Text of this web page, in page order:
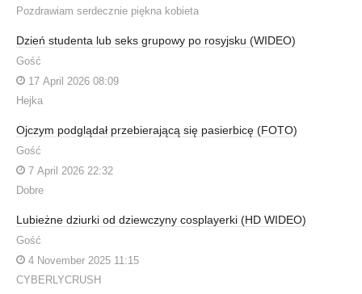
Pozdrawiam serdecznie piękna kobieta
Dzień studenta lub seks grupowy po rosyjsku (WIDEO)
Gość
17 April 2026 08:09
Hejka
Ojczym podglądał przebierającą się pasierbicę (FOTO)
Gość
7 April 2026 22:32
Dobre
Lubieżne dziurki od dziewczyny cosplayerki (HD WIDEO)
Gość
4 November 2025 11:15
CYBERLYCRUSH